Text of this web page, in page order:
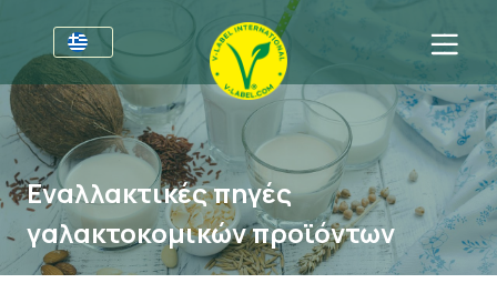
Για τις επιχειρήσεις
Πληροφορίες για τους παραγωγούς
V-Label Webinars
Oφέλη
Τομείς
Γενικές Πληροφορίες
Τρόφιμα
Συχνές ερωτήσεις
Για τους καταναλωτές
Εναλλακτικές πηγές
γαλακτοκομικών προϊόντων